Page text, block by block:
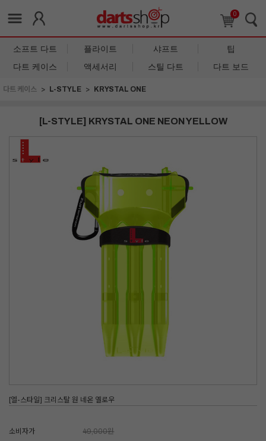
0
소프트 다트 플라이트 샤프트
팁
다트 케이스
액세서리 스틸 다트 다트 보드
다트 케이스 L-STYLE KRYSTAL ONE
[L-STYLE] KRYSTAL ONE NEON YELLOW
[엘-스타일] 크리스탈 원 네온 옐로우
소비자가 49,000원